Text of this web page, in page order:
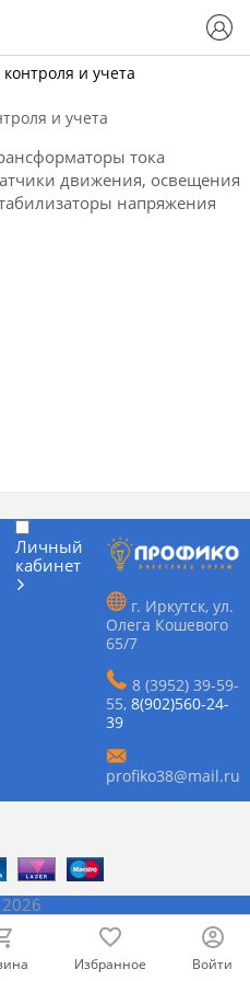
и учета
и учета
тока
движения, освещения
напряжения
Личный
кабинет
г. Иркутск, ул.
Олега Кошевого
65/7
8 (3952) 39-59-
55, 8(902)560-24-
39
profiko38@mail.ru
Избранное Войти